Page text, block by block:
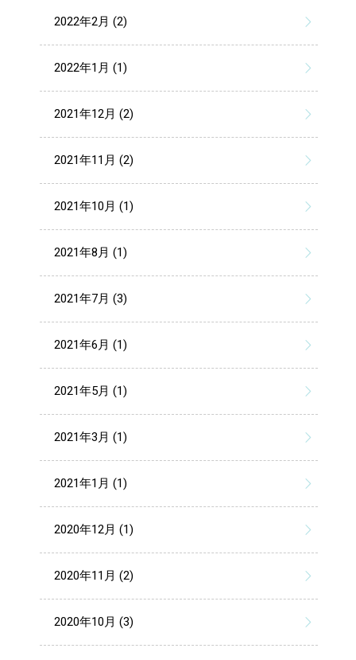
2022年2月 (2)
2022年1月 (1)
2021年12月 (2)
2021年11月 (2)
2021年10月 (1)
2021年8月 (1)
2021年7月 (3)
2021年6月 (1)
2021年5月 (1)
2021年3月 (1)
2021年1月 (1)
2020年12月 (1)
2020年11月 (2)
2020年10月 (3)